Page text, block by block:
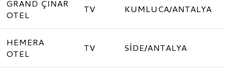
GRAND ÇINAR
OTEL
TV KUMLUCA/ANTALYA
HEMERA
OTEL
TV SİDE/ANTALYA